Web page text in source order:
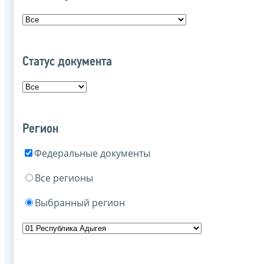
Статус документа
Регион
Федеральные документы
Все регионы
Выбранный регион